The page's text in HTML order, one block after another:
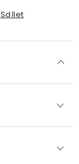
Sdílet